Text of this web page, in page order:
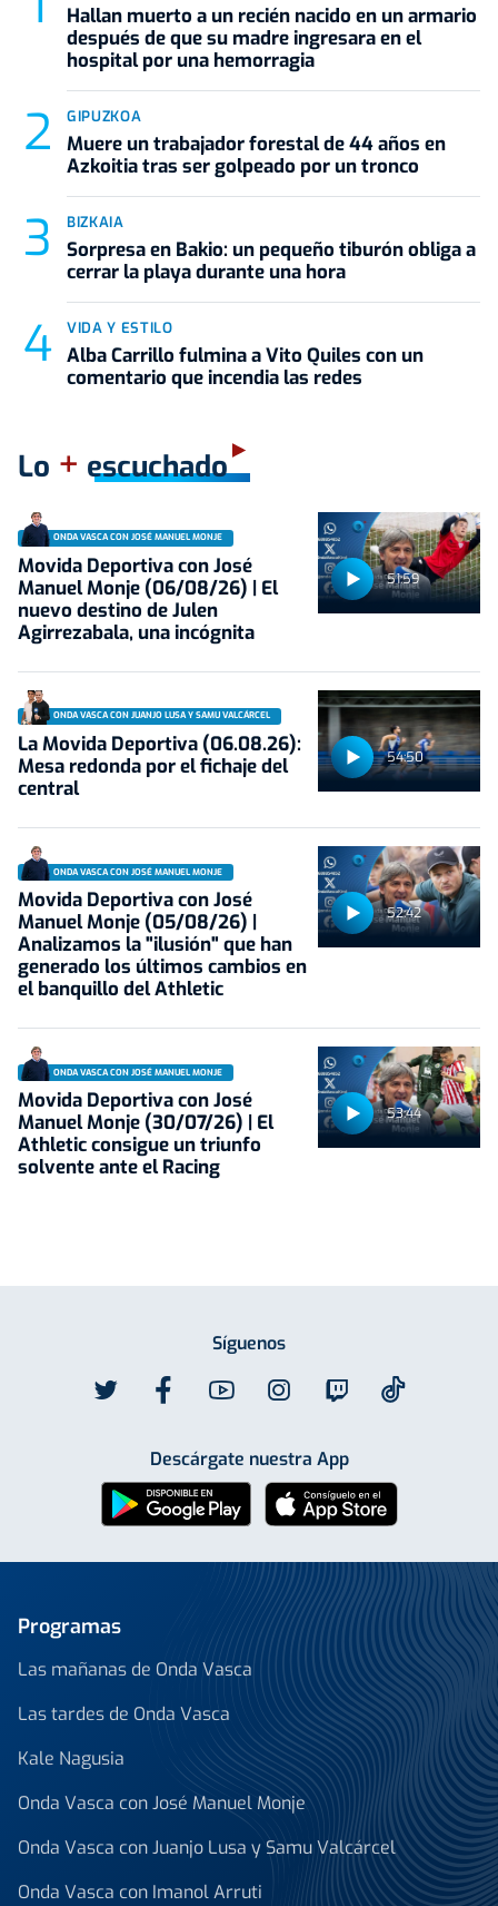
Hallan muerto a un recién nacido en un armario
después de que su madre ingresara en el
hospital por una hemorragia
GIPUZKOA
Muere un trabajador forestal de 44 años en
Azkoitia tras ser golpeado por un tronco
BIZKAIA
Sorpresa en Bakio: un pequeño tiburón obliga a
cerrar la playa durante una hora
VIDA Y ESTILO
Alba Carrillo fulmina a Vito Quiles con un
comentario que incendia las redes
Lo + escuchado
51:59
ONDA VASCA CON JOSÉ MANUEL MONJE
Movida Deportiva con José
Manuel Monje (06/08/26) | El
nuevo destino de Julen
Agirrezabala, una incógnita
54:50
ONDA VASCA CON JUANJO LUSA Y SAMU VALCÁRCEL
La Movida Deportiva (06.08.26):
Mesa redonda por el fichaje del
central
52:42
ONDA VASCA CON JOSÉ MANUEL MONJE
Movida Deportiva con José
Manuel Monje (05/08/26) |
Analizamos la "ilusión" que han
generado los últimos cambios en
el banquillo del Athletic
53:44
ONDA VASCA CON JOSÉ MANUEL MONJE
Movida Deportiva con José
Manuel Monje (30/07/26) | El
Athletic consigue un triunfo
solvente ante el Racing
Síguenos
Descárgate nuestra App
Programas
Las mañanas de Onda Vasca
Las tardes de Onda Vasca
Kale Nagusia
Onda Vasca con José Manuel Monje
Onda Vasca con Juanjo Lusa y Samu Valcárcel
Onda Vasca con Imanol Arruti